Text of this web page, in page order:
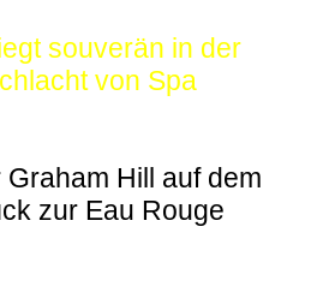
souverän in der
von Spa
Hill auf dem
zur Eau Rouge